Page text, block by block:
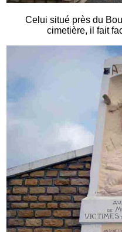
Celui situé près du
cimetière, il fait